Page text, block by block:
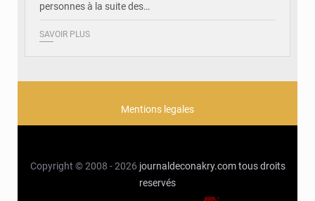
personnes à la suite des…
SAVOIR PLUS
Mentions legales
Copyright © 2008 - 2026 journaldeconakry.com tous droits
reservés